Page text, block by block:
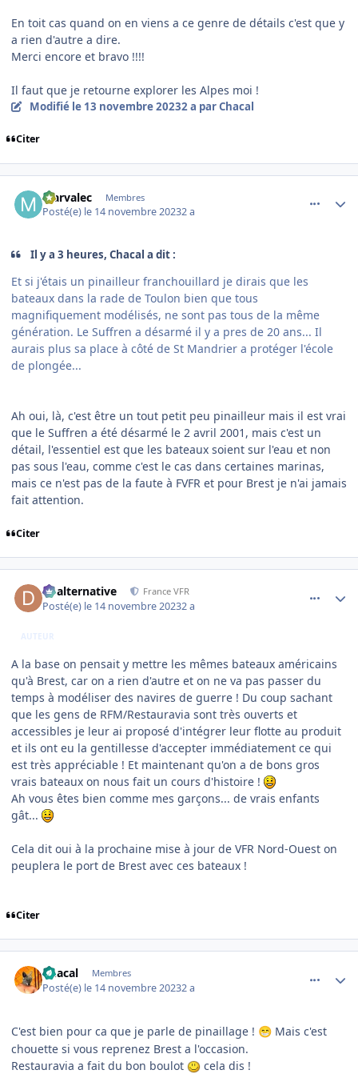
En toit cas quand on en viens a ce genre de détails c'est que y
a rien d'autre a dire.
Merci encore et bravo !!!!
Il faut que je retourne explorer les Alpes moi !
Modifié le 13 novembre 20232 a par Chacal
Citer
Marvalec Membres
Posté(e) le 14 novembre 20232 a
Il y a 3 heures, Chacal a dit :
Et si j'étais un pinailleur franchouillard je dirais que les
bateaux dans la rade de Toulon bien que tous
magnifiquement modélisés, ne sont pas tous de la même
génération. Le Suffren a désarmé il y a pres de 20 ans... Il
aurais plus sa place à côté de St Mandrier a protéger l'école
de plongée...
Ah oui, là, c'est être un tout petit peu pinailleur mais il est vrai
que le Suffren a été désarmé le 2 avril 2001, mais c'est un
détail, l'essentiel est que les bateaux soient sur l'eau et non
pas sous l'eau, comme c'est le cas dans certaines marinas,
mais ce n'est pas de la faute à FVFR et pour Brest je n'ai jamais
fait attention.
Citer
dbalternative France VFR
Posté(e) le 14 novembre 20232 a
AUTEUR
A la base on pensait y mettre les mêmes bateaux américains
qu'à Brest, car on a rien d'autre et on ne va pas passer du
temps à modéliser des navires de guerre ! Du coup sachant
que les gens de RFM/Restauravia sont très ouverts et
accessibles je leur ai proposé d'intégrer leur flotte au produit
et ils ont eu la gentillesse d'accepter immédiatement ce qui
est très appréciable ! Et maintenant qu'on a de bons gros
vrais bateaux on nous fait un cours d'histoire !
Ah vous êtes bien comme mes garçons... de vrais enfants
gât...
Cela dit oui à la prochaine mise à jour de VFR Nord-Ouest on
peuplera le port de Brest avec ces bateaux !
Citer
Chacal Membres
Posté(e) le 14 novembre 20232 a
C'est bien pour ca que je parle de pinaillage ! 😁 Mais c'est
chouette si vous reprenez Brest a l'occasion.
Restauravia a fait du bon boulot
cela dis !